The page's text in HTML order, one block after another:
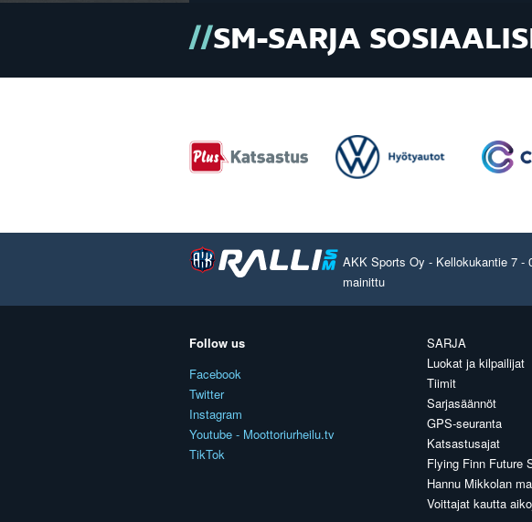
SM-SARJA
AKK Sports Oy - Kellokukantie 7 -
mainittu
Follow us
Facebook
Twitter
Instagram
Youtube - Moottoriurheilu.tv
TikTok
SARJA
Luokat ja kilpailijat
Tiimit
Sarjasäännöt
GPS-seuranta
Katsastusajat
Flying Finn Future
Hannu Mikkolan
Voittajat kautta